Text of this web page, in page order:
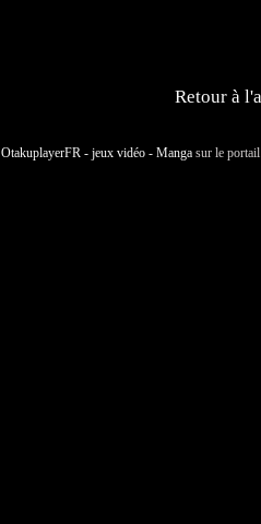
Retour à
OtakuplayerFR - jeux vidéo - Manga sur le